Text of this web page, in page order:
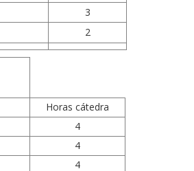
3
2
Horas cátedra
4
4
4